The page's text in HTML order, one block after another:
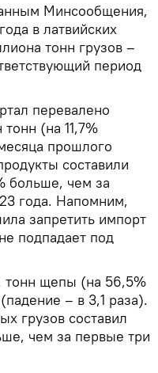
Минсообщения,
в латвийских
тонн грузов –
период
перевалено
(на 11,7%
прошлого
составили
больше, чем за
года. Напомним,
запретить импорт
подпадает под
тонн щепы (на 56,5%
– в 3,1 раза).
грузов составил
чем за первые три